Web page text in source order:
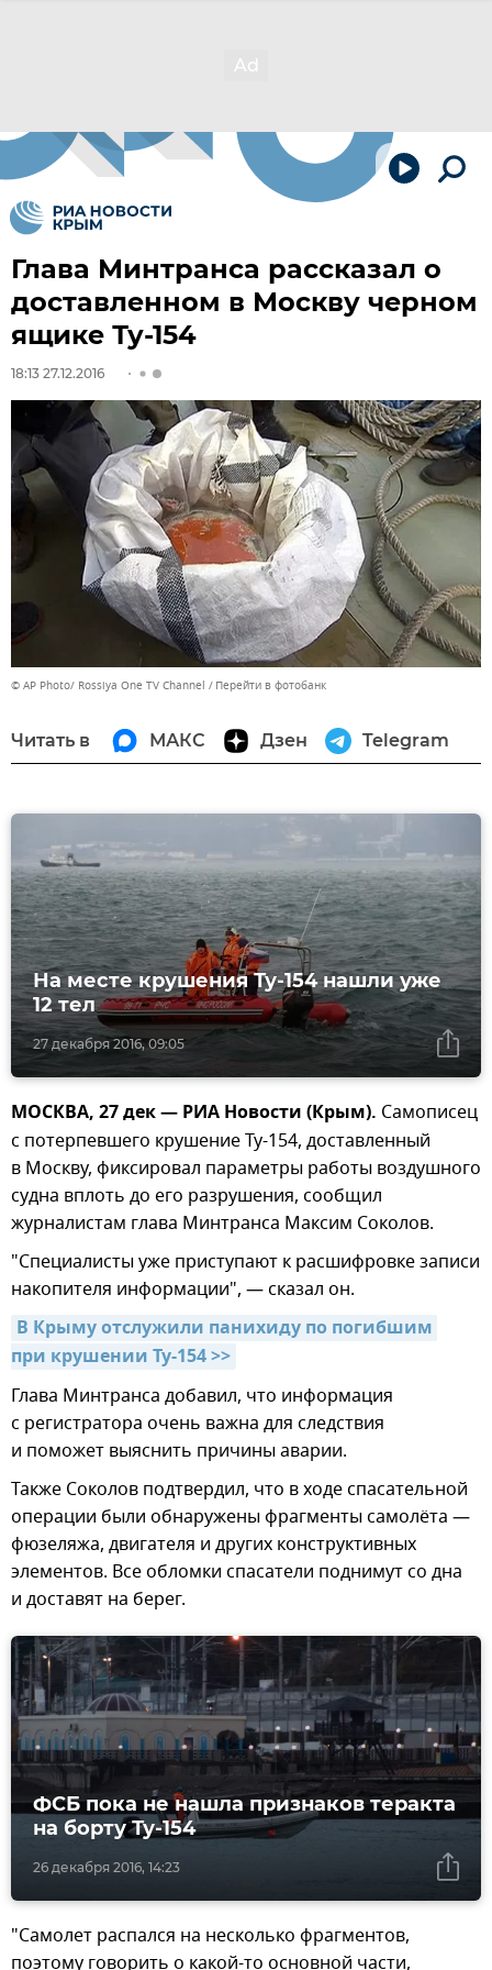
Глава Минтранса рассказал о
доставленном в Москву черном
ящике Ту-154
18:13 27.12.2016
© AP Photo/ Rossiya One TV Channel Перейти в фотобанк
Читать в МАКС Дзен Telegram
27 декабря 2016, 09:05
На месте крушения Ту-154 нашли уже
12 тел
МОСКВА, 27 дек — РИА Новости (Крым). Самописец
с потерпевшего крушение Ту-154, доставленный
в Москву, фиксировал параметры работы воздушного
судна вплоть до его разрушения, сообщил
журналистам глава Минтранса Максим Соколов.
"Специалисты уже приступают к расшифровке записи
накопителя информации", — сказал он.
В Крыму отслужили панихиду по погибшим
при крушении Ту-154 >>
Глава Минтранса добавил, что информация
с регистратора очень важна для следствия
и поможет выяснить причины аварии.
Также Соколов подтвердил, что в ходе спасательной
операции были обнаружены фрагменты самолёта —
фюзеляжа, двигателя и других конструктивных
элементов. Все обломки спасатели поднимут со дна
и доставят на берег.
26 декабря 2016, 14:23
ФСБ пока не нашла признаков теракта
на борту Ту-154
"Самолет распался на несколько фрагментов,
поэтому говорить о какой-то основной части,